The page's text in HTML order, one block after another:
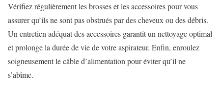
Vérifiez régulièrement les brosses et les accessoires pour vous
assurer qu’ils ne sont pas obstrués par des cheveux ou des débris.
Un entretien adéquat des accessoires garantit un nettoyage optimal
et prolonge la durée de vie de votre aspirateur. Enfin, enroulez
soigneusement le câble d’alimentation pour éviter qu’il ne
s’abîme.